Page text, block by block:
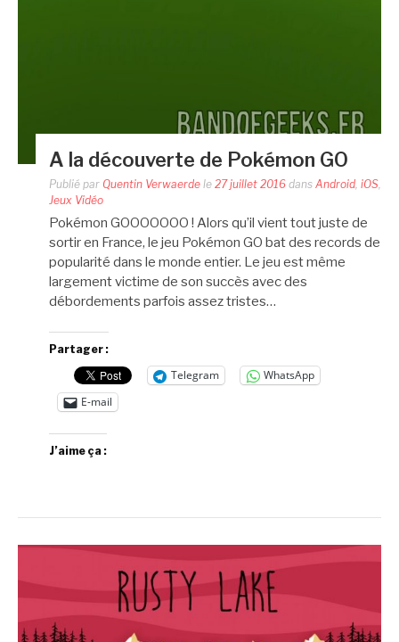
A la découverte de Pokémon GO
Publié par Quentin Verwaerde le 27 juillet 2016 dans Android, iOS,
Jeux Vidéo
Pokémon GOOOOOOO ! Alors qu’il vient tout juste de
sortir en France, le jeu Pokémon GO bat des records de
popularité dans le monde entier. Le jeu est même
largement victime de son succès avec des
débordements parfois assez tristes…
Partager :
Telegram
WhatsApp
E-mail
J’aime ça :